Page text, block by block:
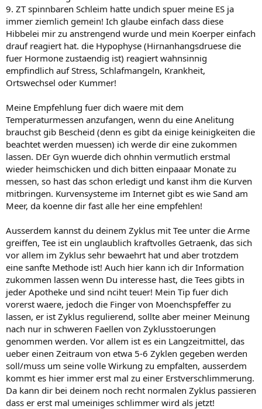
9. ZT spinnbaren Schleim hatte undich spuer meine ES ja
immer ziemlich gemein! Ich glaube einfach dass diese
Hibbelei mir zu anstrengend wurde und mein Koerper einfach
drauf reagiert hat. die Hypophyse (Hirnanhangsdruese die
fuer Hormone zustaendig ist) reagiert wahnsinnig
empfindlich auf Stress, Schlafmangeln, Krankheit,
Ortswechsel oder Kummer!
Meine Empfehlung fuer dich waere mit dem
Temperaturmessen anzufangen, wenn du eine Anelitung
brauchst gib Bescheid (denn es gibt da einige keinigkeiten die
beachtet werden muessen) ich werde dir eine zukommen
lassen. DEr Gyn wuerde dich ohnhin vermutlich erstmal
wieder heimschicken und dich bitten einpaaar Monate zu
messen, so hast das schon erledigt und kanst ihm die Kurven
mitbringen. Kurvensysteme im Internet gibt es wie Sand am
Meer, da koenne dir fast alle her eine empfehlen!
Ausserdem kannst du deinem Zyklus mit Tee unter die Arme
greiffen, Tee ist ein unglaublich kraftvolles Getraenk, das sich
vor allem im Zyklus sehr bewaehrt hat und aber trotzdem
eine sanfte Methode ist! Auch hier kann ich dir Information
zukommen lassen wenn Du interesse hast, die Tees gibts in
jeder Apotheke und sind nciht teuer! Mein Tip fuer dich
vorerst waere, jedoch die Finger von Moenchspfeffer zu
lassen, er ist Zyklus regulierend, sollte aber meiner Meinung
nach nur in schweren Faellen von Zyklusstoerungen
genommen werden. Vor allem ist es ein Langzeitmittel, das
ueber einen Zeitraum von etwa 5-6 Zyklen gegeben werden
soll/muss um seine volle Wirkung zu empfalten, ausserdem
kommt es hier immer erst mal zu einer Erstverschlimmerung.
Da kann dir bei deinem noch recht normalen Zyklus passieren
dass er erst mal umeiniges schlimmer wird als jetzt!